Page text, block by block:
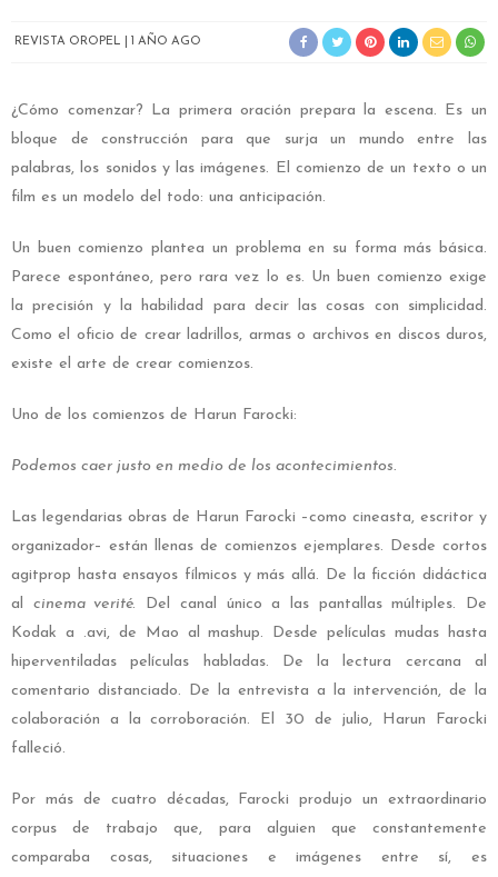
REVISTA OROPEL 1 AÑO AGO
¿Cómo comenzar? La primera oración prepara la escena. Es un
bloque de construcción para que surja un mundo entre las
palabras, los sonidos y las imágenes. El comienzo de un texto o un
film es un modelo del todo: una anticipación.
Un buen comienzo plantea un problema en su forma más básica.
Parece espontáneo, pero rara vez lo es. Un buen comienzo exige
la precisión y la habilidad para decir las cosas con simplicidad.
Como el oficio de crear ladrillos, armas o archivos en discos duros,
existe el arte de crear comienzos.
Uno de los comienzos de Harun Farocki:
Podemos caer justo en medio de los acontecimientos.
Las legendarias obras de Harun Farocki –como cineasta, escritor y
organizador– están llenas de comienzos ejemplares. Desde cortos
agitprop hasta ensayos fílmicos y más allá. De la ficción didáctica
al cinema verité. Del canal único a las pantallas múltiples. De
Kodak a .avi, de Mao al mashup. Desde películas mudas hasta
hiperventiladas películas habladas. De la lectura cercana al
comentario distanciado. De la entrevista a la intervención, de la
colaboración a la corroboración. El 30 de julio, Harun Farocki
falleció.
Por más de cuatro décadas, Farocki produjo un extraordinario
corpus de trabajo que, para alguien que constantemente
comparaba cosas, situaciones e imágenes entre sí, es